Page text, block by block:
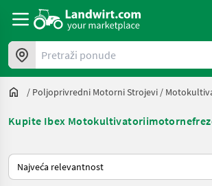
Pretraži ponude
/ Poljoprivredni Motorni Strojevi /
Kupite Ibex
Način na koji sortira Landwirt.com